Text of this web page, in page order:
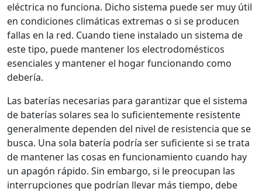
eléctrica no funciona. Dicho sistema puede ser muy útil
en condiciones climáticas extremas o si se producen
fallas en la red. Cuando tiene instalado un sistema de
este tipo, puede mantener los electrodomésticos
esenciales y mantener el hogar funcionando como
debería.
Las baterías necesarias para garantizar que el sistema
de baterías solares sea lo suficientemente resistente
generalmente dependen del nivel de resistencia que se
busca. Una sola batería podría ser suficiente si se trata
de mantener las cosas en funcionamiento cuando hay
un apagón rápido. Sin embargo, si le preocupan las
interrupciones que podrían llevar más tiempo, debe